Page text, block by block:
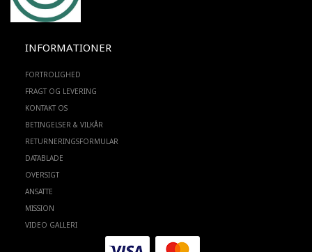
INFORMATIONER
FORTROLIGHED
FRAGT OG LEVERING
KONTAKT OS
BETINGELSER & VILKÅR
RETURNERINGSFORMULAR
DATABLADE
OVERSIGT
ANSATTE
MISSION
VIDEO GALLERI